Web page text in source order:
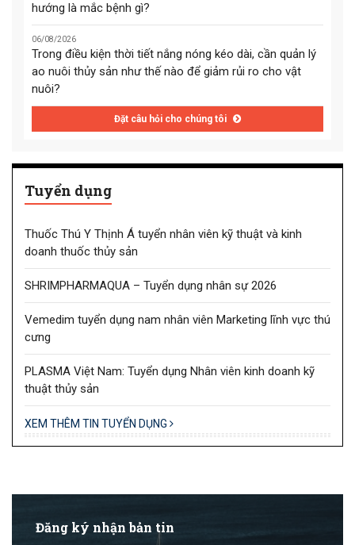
hướng là mắc bệnh gì?
06/08/2026
Trong điều kiện thời tiết nắng nóng kéo dài, cần quản lý
ao nuôi thủy sản như thế nào để giảm rủi ro cho vật
nuôi?
Đặt câu hỏi cho chúng tôi
Tuyển dụng
Thuốc Thú Y Thịnh Á tuyển nhân viên kỹ thuật và kinh
doanh thuốc thủy sản
SHRIMPHARMAQUA – Tuyển dụng nhân sự 2026
Vemedim tuyển dụng nam nhân viên Marketing lĩnh vực thú
cưng
PLASMA Việt Nam: Tuyển dụng Nhân viên kinh doanh kỹ
thuật thủy sản
XEM THÊM TIN TUYỂN DỤNG
Đăng ký nhận bản tin